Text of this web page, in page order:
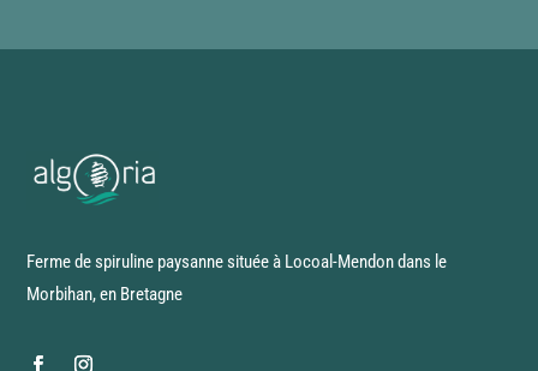
Ferme de spiruline paysanne située à Locoal-Mendon dans le
Morbihan, en Bretagne